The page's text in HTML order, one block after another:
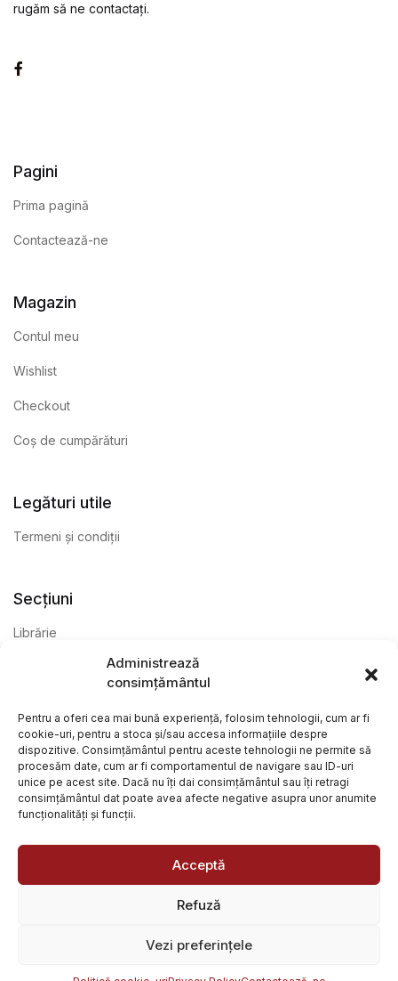
Administrează
consimțământul
Pentru a oferi cea mai bună experiență, folosim tehnologii, cum ar fi
cookie-uri, pentru a stoca și/sau accesa informațiile despre
dispozitive. Consimțământul pentru aceste tehnologii ne permite să
procesăm date, cum ar fi comportamentul de navigare sau ID-uri
unice pe acest site. Dacă nu îți dai consimțământul sau îți retragi
consimțământul dat poate avea afecte negative asupra unor anumite
funcționalități și funcții.
Acceptă
Refuză
Vezi preferințele
rugăm să ne contactați.
Pagini
Prima pagină
Contactează-ne
Magazin
Contul meu
Wishlist
Checkout
Coș de cumpărături
Legături utile
Termeni și condiții
Secțiuni
Librărie
@ Librăria Arcana. Toate drepturile rezervate. Site creat de